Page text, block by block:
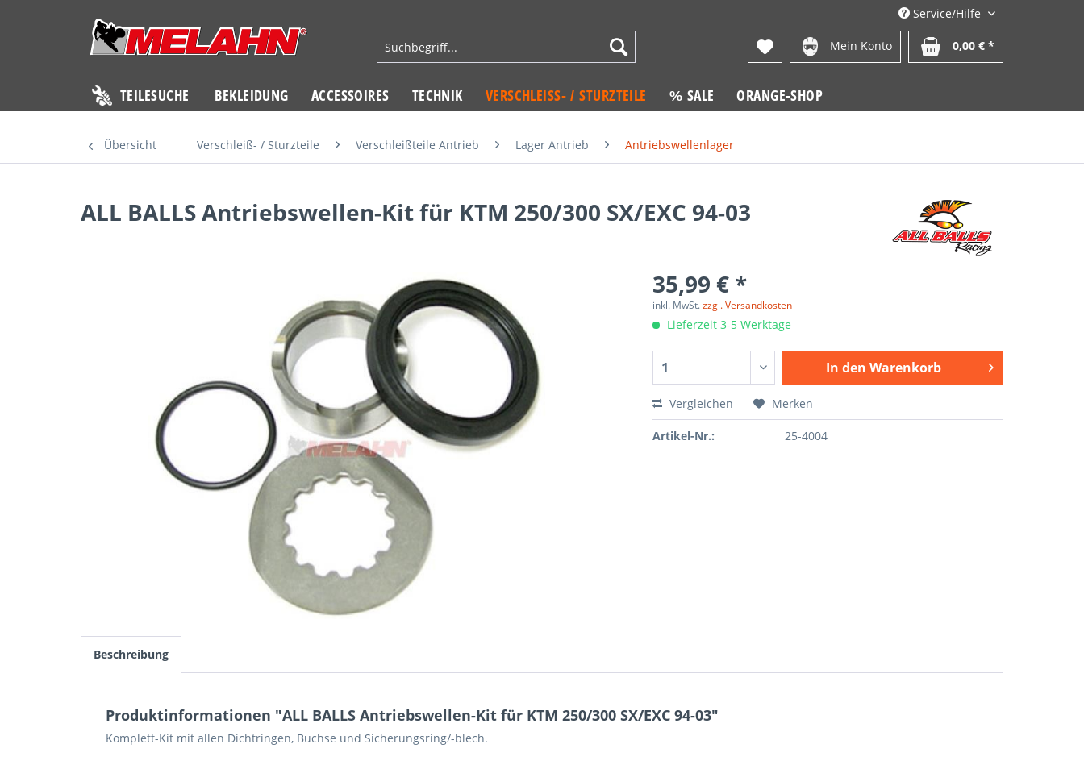
Service/Hilfe
Mein Konto 0,00 € *
TEILESUCHE BEKLEIDUNG ACCESSOIRES TECHNIK VERSCHLEISS- / STURZTEILE % SALE ORANGE-SHOP
Übersicht Verschleiß- / Sturzteile Verschleißteile Antrieb Lager Antrieb Antriebswellenlager
ALL BALLS Antriebswellen-Kit für KTM 250/300 SX/EXC 94-03
35,99 € *
inkl. MwSt.zzgl. Versandkosten
Lieferzeit 3-5 Werktage
In den Warenkorb
Vergleichen Merken
Artikel-Nr.: 25-4004
Beschreibung
Produktinformationen "ALL BALLS Antriebswellen-Kit für KTM 250/300 SX/EXC 94-03"
Komplett-Kit mit allen Dichtringen, Buchse und Sicherungsring/-blech.